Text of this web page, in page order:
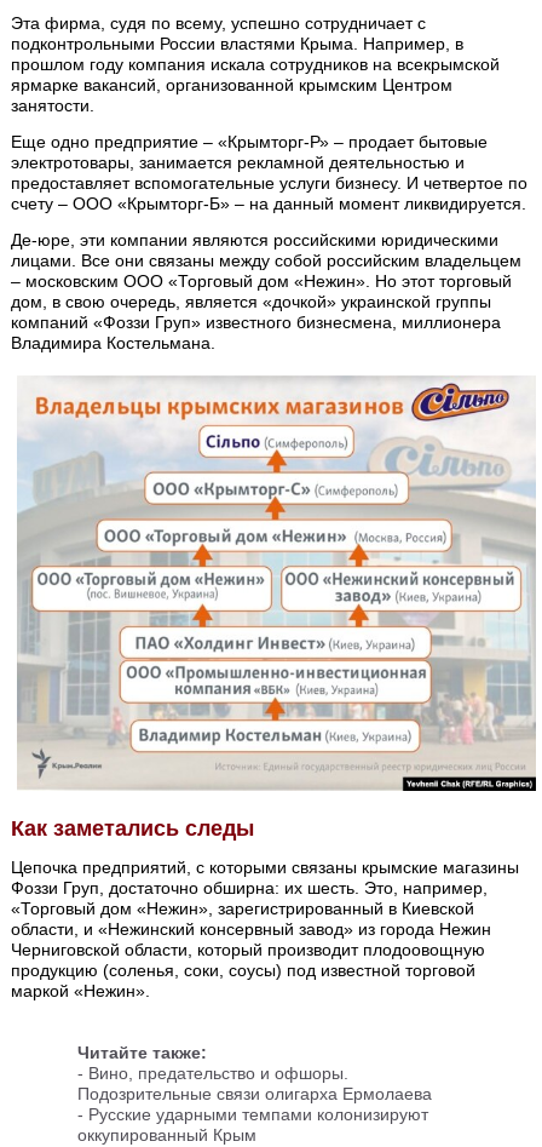
Эта фирма, судя по всему, успешно сотрудничает с
подконтрольными России властями Крыма. Например, в
прошлом году компания искала сотрудников на всекрымской
ярмарке вакансий, организованной крымским Центром
занятости.
Еще одно предприятие – «Крымторг-Р» – продает бытовые
электротовары, занимается рекламной деятельностью и
предоставляет вспомогательные услуги бизнесу. И четвертое по
счету – ООО «Крымторг-Б» – на данный момент ликвидируется.
Де-юре, эти компании являются российскими юридическими
лицами. Все они связаны между собой российским владельцем
– московским ООО «Торговый дом «Нежин». Но этот торговый
дом, в свою очередь, является «дочкой» украинской группы
компаний «Фоззи Груп» известного бизнесмена, миллионера
Владимира Костельмана.
Как заметались следы
Цепочка предприятий, с которыми связаны крымские магазины
Фоззи Груп, достаточно обширна: их шесть. Это, например,
«Торговый дом «Нежин», зарегистрированный в Киевской
области, и «Нежинский консервный завод» из города Нежин
Черниговской области, который производит плодоовощную
продукцию (соленья, соки, соусы) под известной торговой
маркой «Нежин».
Читайте также:
- Вино, предательство и офшоры.
Подозрительные связи олигарха Ермолаева
- Русские ударными темпами колонизируют
оккупированный Крым